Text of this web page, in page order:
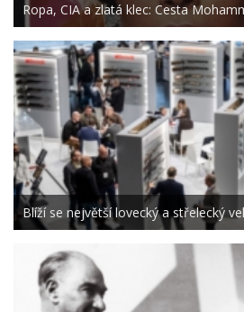
Ropa, CIA a zlatá klec: Cesta
Blíží se největší lovecký a střelecký